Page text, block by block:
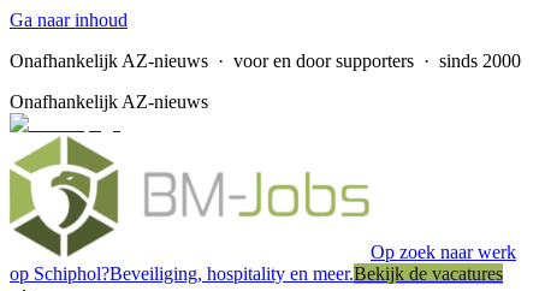
Ga naar inhoud
Onafhankelijk AZ-nieuws · voor en door supporters · sinds 2000
Onafhankelijk AZ-nieuws
Op zoek naar werk
op Schiphol?Beveiliging, hospitality en meer.Bekijk de vacatures